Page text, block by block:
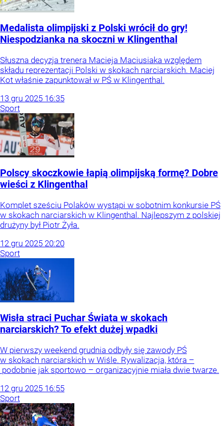
Medalista olimpijski z Polski wrócił do gry!
Niespodzianka na skoczni w Klingenthal
Słuszna decyzja trenera Macieja Maciusiaka względem
składu reprezentacji Polski w skokach narciarskich. Maciej
Kot właśnie zapunktował w PŚ w Klingenthal.
13 gru 2025 16:35
Sport
Polscy skoczkowie łapią olimpijską formę? Dobre
wieści z Klingenthal
Komplet sześciu Polaków wystąpi w sobotnim konkursie PŚ
w skokach narciarskich w Klingenthal. Najlepszym z polskiej
drużyny był Piotr Żyła.
12 gru 2025 20:20
Sport
Wisła straci Puchar Świata w skokach
narciarskich? To efekt dużej wpadki
W pierwszy weekend grudnia odbyły się zawody PŚ
w skokach narciarskich w Wiśle. Rywalizacja, która –
podobnie jak sportowo – organizacyjnie miała dwie twarze.
12 gru 2025 16:55
Sport